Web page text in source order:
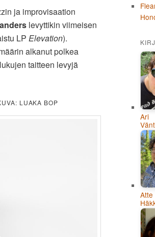
ja improvisaation
levyttikin viimeisen
LP Elevation).
alkanut polkea
taitteen levyjä
LUAKA BOP
Ari
Atte